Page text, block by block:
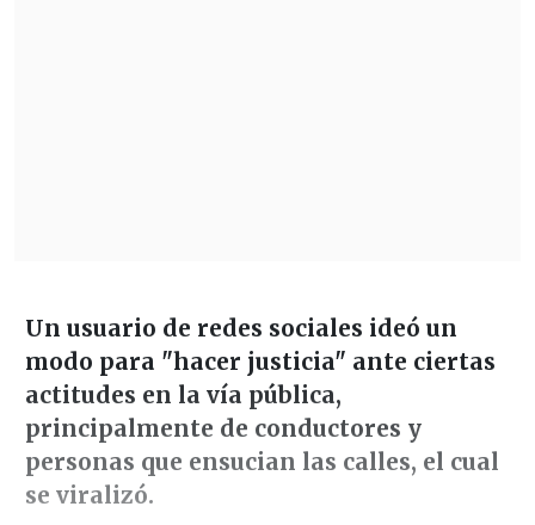
Un usuario de redes sociales ideó un
modo para "hacer justicia" ante ciertas
actitudes en la vía pública,
principalmente de conductores y
personas que ensucian las calles, el cual
se viralizó.